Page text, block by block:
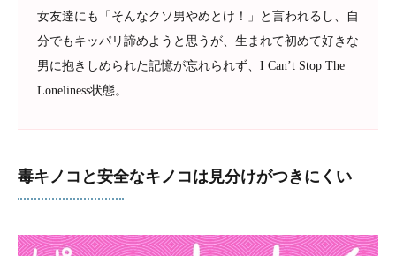
女友達にも「そんなクソ男やめとけ！」と言われるし、自
分でもキッパリ諦めようと思うが、生まれて初めて好きな
男に抱きしめられた記憶が忘れられず、I Can’t Stop The
Loneliness状態。
毒キノコと安全なキノコは見分けがつきにくい